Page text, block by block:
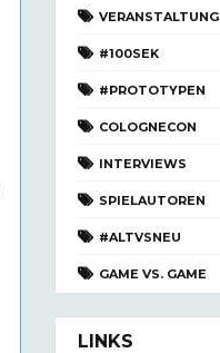
VERANSTALTUNG
#100SEK
#PROTOTYPEN
COLOGNECON
INTERVIEWS
SPIELAUTOREN
#ALTVSNEU
GAME VS. GAME
LINKS